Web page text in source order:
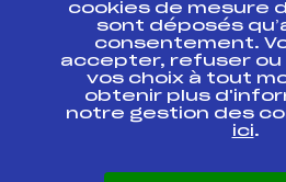
Projet de performance
Antidopage
Pôle Développement,
Scientifique
Listes ministérielles
Pôle vie de l’athlète
Enseignement
cookies de mesure
sont déposés
consentement.
accepter, refuser ou
vos choix à tout
obtenir plus
notre gestion des
ici.